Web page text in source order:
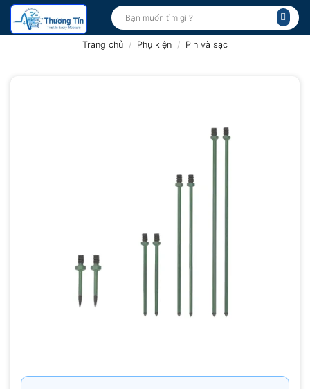
Bỏ
qua
Tìm
kiếm:
Trang chủ / Phụ kiện / Pin và sạc